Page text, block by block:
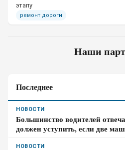
этапу
ремонт дороги
Наши
Последнее
НОВОСТИ
Большинство водителей
должен уступить, если две
НОВОСТИ